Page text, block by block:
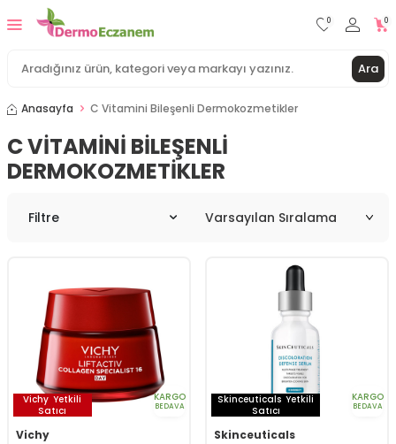
Ara
0 0
Anasayfa C Vitamini Bileşenli Dermokozmetikler
C VITAMINI BILEŞENLI
DERMOKOZMETIKLER
Filtre
Vichy Yetkili
Satıcı
KARGO
BEDAVA
Vichy
Skinceuticals Yetkili
Satıcı
KARGO
BEDAVA
Skinceuticals